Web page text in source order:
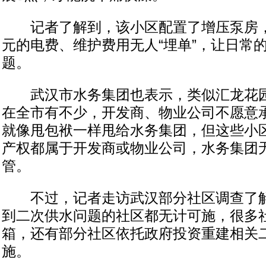
记者了解到，该小区配置了增压泵房
元的电费、维护费用无人“埋单”，让日常
题。
武汉市水务集团也表示，类似汇龙花
在全市有不少，开发商、物业公司不愿意
就像甩包袱一样甩给水务集团，但这些小
产权都属于开发商或物业公司，水务集团
管。
不过，记者走访武汉部分社区调查了
到二次供水问题的社区都无计可施，很多
箱，还有部分社区依托政府投资重建相关
施。